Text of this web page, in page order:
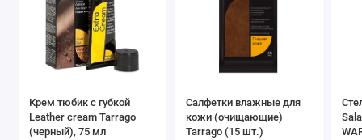
Крем тюбик с губкой
Leather cream Tarrago
(черный), 75 мл
Салфетки влажные для
кожи (очищающие)
Tarrago (15 шт.)